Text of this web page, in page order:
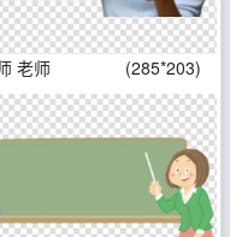
老师 (285*203)